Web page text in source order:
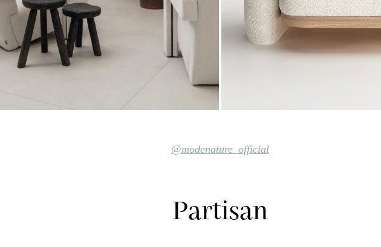
@modenature_official
Partisan